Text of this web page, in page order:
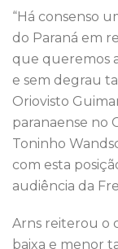
“Há consenso
do Paraná em
que queremos
e sem degrau
Oriovisto
paranaense no
Toninho
com esta
audiência da
Arns reiterou o
baixa e menor